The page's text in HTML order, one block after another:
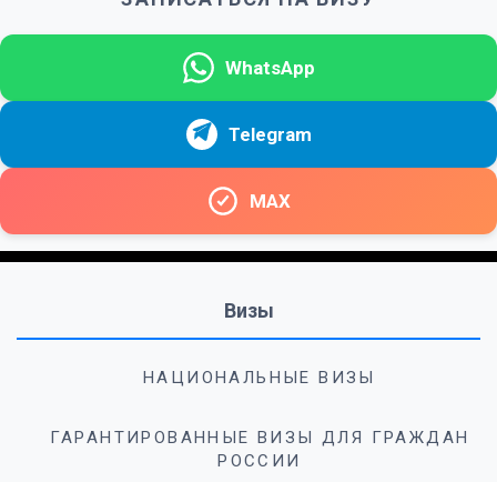
WhatsApp
Telegram
MAX
Визы
НАЦИОНАЛЬНЫЕ ВИЗЫ
ГАРАНТИРОВАННЫЕ ВИЗЫ ДЛЯ ГРАЖДАН
РОССИИ